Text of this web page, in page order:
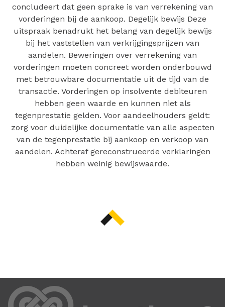
concludeert dat geen sprake is van verrekening van
vorderingen bij de aankoop. Degelijk bewijs Deze
uitspraak benadrukt het belang van degelijk bewijs
bij het vaststellen van verkrijgingsprijzen van
aandelen. Beweringen over verrekening van
vorderingen moeten concreet worden onderbouwd
met betrouwbare documentatie uit de tijd van de
transactie. Vorderingen op insolvente debiteuren
hebben geen waarde en kunnen niet als
tegenprestatie gelden. Voor aandeelhouders geldt:
zorg voor duidelijke documentatie van alle aspecten
van de tegenprestatie bij aankoop en verkoop van
aandelen. Achteraf gereconstrueerde verklaringen
hebben weinig bewijswaarde.